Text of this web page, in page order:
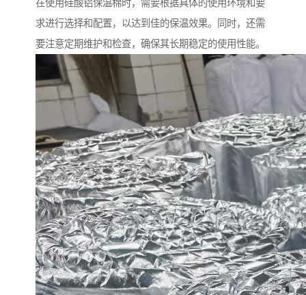
在使用硅酸铝保温棉时，需要根据具体的使用环境和要
求进行选择和配置，以达到佳的保温效果。同时，还需
要注意定期维护和检查，确保其长期稳定的使用性能。